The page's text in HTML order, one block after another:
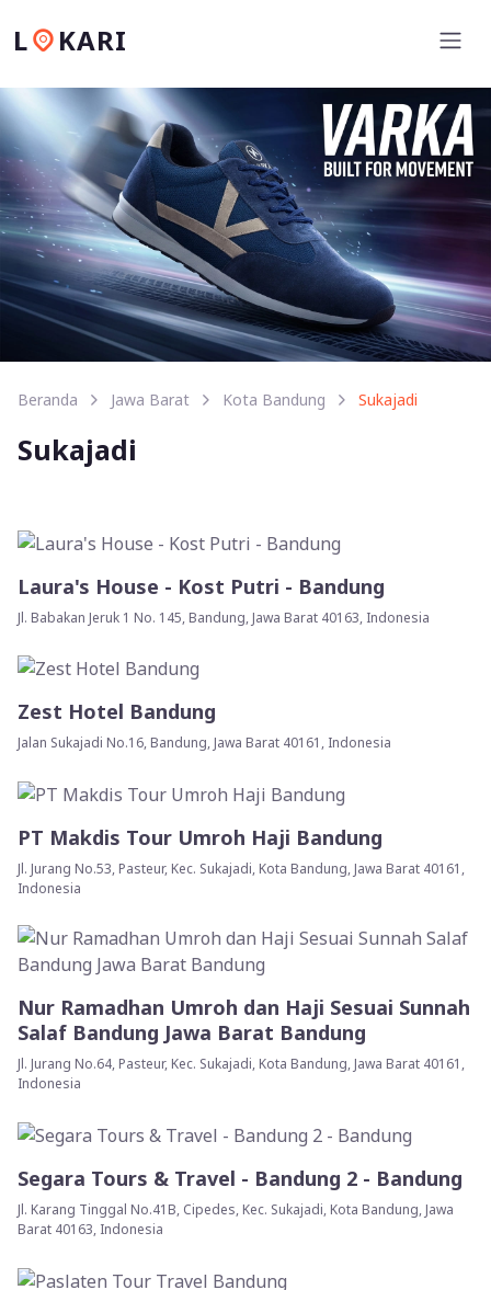
L KARI
Beranda Jawa Barat Kota Bandung Sukajadi
Sukajadi
Laura's House - Kost Putri - Bandung
Jl. Babakan Jeruk 1 No. 145, Bandung, Jawa Barat 40163, Indonesia
Zest Hotel Bandung
Jalan Sukajadi No.16, Bandung, Jawa Barat 40161, Indonesia
PT Makdis Tour Umroh Haji Bandung
Jl. Jurang No.53, Pasteur, Kec. Sukajadi, Kota Bandung, Jawa Barat 40161,
Indonesia
Nur Ramadhan Umroh dan Haji Sesuai Sunnah
Salaf Bandung Jawa Barat Bandung
Jl. Jurang No.64, Pasteur, Kec. Sukajadi, Kota Bandung, Jawa Barat 40161,
Indonesia
Segara Tours & Travel - Bandung 2 - Bandung
Jl. Karang Tinggal No.41B, Cipedes, Kec. Sukajadi, Kota Bandung, Jawa
Barat 40163, Indonesia